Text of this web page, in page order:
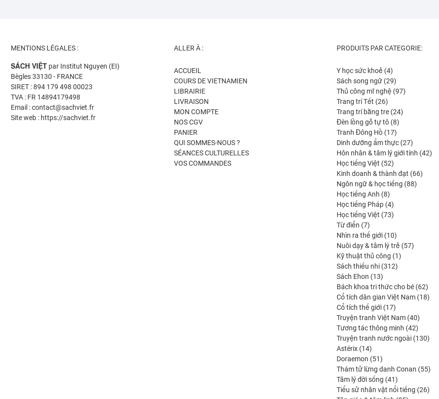
MENTIONS LÉGALES :
SÁCH VIỆT par Institut Nguyen (EI)
Bègles 33130 - FRANCE
SIRET : 894 179 498 00023
TVA : FR 14894179498
Email : contact@sachviet.fr
Site web : https://sachviet.fr
ALLER À :
ACCUEIL
COURS DE VIETNAMIEN
LIBRAIRIE
LIVRAISON
MON COMPTE
NOS CGV
PANIER
QUI SOMMES-NOUS ?
SÉANCES CULTURELLES
VOS COMMANDES
PRODUITS PAR CATEGORIE:
Y học sức khoẻ 44
produits
Sách song ngữ 2929
produits
Thủ công mĩ nghệ 9797
Trang trí Tết 2626
produits
Trang trí bằng tre 2424
Đèn lồng gỗ tự tô 88
Tranh Đông Hồ 1717
produits
Dinh dưỡng ẩm thực 2727
produits
Hôn nhân & tâm lý giới tính 4242
Học tiếng Việt 5252
produits
Kinh doanh & thành đạt 6666
Ngôn ngữ & học tiếng 8888
Học tiếng Anh 88
produits
Học tiếng Pháp 44
produits
Học tiếng Việt 7373
Từ điển 77
produits
Nhìn ra thế giới 1010
produits
Nuôi dạy & tâm lý trẻ 5757
Kỹ thuật thủ công 11
Sách thiếu nhi 312312
Sách Ehon 1313
produits
Bách khoa tri thức cho bé 6262
Cổ tích dân gian Việt Nam 1818
Cổ tích thế giới 1717
produits
Truyện tranh Việt Nam 4040
produits
Tương tác thông minh 4242
produits
Truyện tranh nước ngoài 130130
Astérix 1414
produits
Doraemon 5151
produits
Thám tử lừng danh Conan 5555
Tâm lý đời sống 4141
produits
Tiểu sử nhân vật nổi tiếng 2626